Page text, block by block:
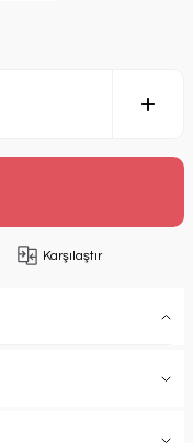
Karşılaştır